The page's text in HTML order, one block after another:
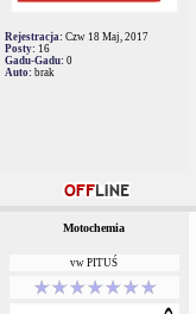
Rejestracja: Czw 18 Maj, 2017
Posty: 16
Gadu-Gadu: 0
Auto: brak
Motochemia
vw PITUŚ